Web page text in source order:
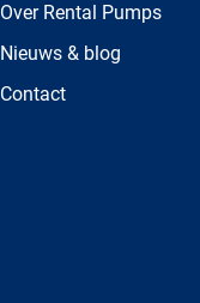
Over Rental Pumps
Nieuws & blog
Contact